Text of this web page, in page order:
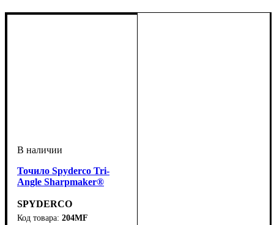
Точило Spyderco Tri-
Angle Sharpmaker®
SPYDERCO
204MF